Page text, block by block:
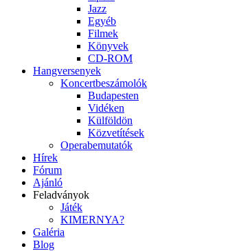
Jazz
Egyéb
Filmek
Könyvek
CD-ROM
Hangversenyek
Koncertbeszámolók
Budapesten
Vidéken
Külföldön
Közvetítések
Operabemutatók
Hírek
Fórum
Ajánló
Feladványok
Játék
KIMERNYA?
Galéria
Blog